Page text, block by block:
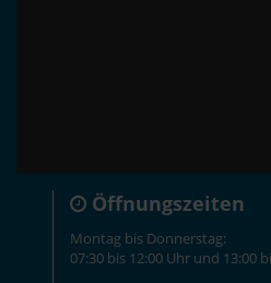
Öffnungszeiten
Montag bis Donnerstag:
07:30 bis 12:00 Uhr und 13:00